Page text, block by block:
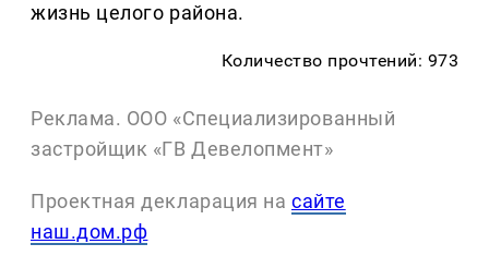
жизнь целого района.
Количество прочтений: 973
Реклама. ООО «Специализированный
застройщик «ГВ Девелопмент»
Проектная декларация на сайте
наш.дом.рф